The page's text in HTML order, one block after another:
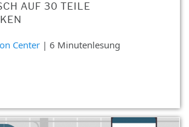
AUF 30 TEILE
Center | 6 Minutenlesung